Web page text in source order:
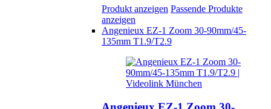
Produkt anzeigen Passende Produkte
anzeigen
Angenieux EZ-1 Zoom 30-90mm/45-
135mm T1.9/T2.9